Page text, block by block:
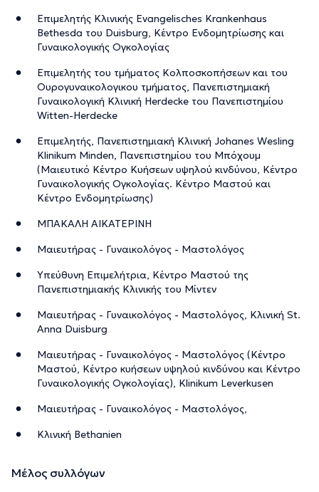
Επιμελητής Κλινικής Evangelisches Krankenhaus
Bethesda του Duisburg, Κέντρο Ενδομητρίωσης και
Γυναικολογικής Ογκολογίας
Επιμελητής του τμήματος Κολποσκοπήσεων και του
Ουρογυναικολογικου τμήματος, Πανεπιστημιακή
Γυναικολογική Κλινική Herdecke του Πανεπιστημίου
Witten-Herdecke
Επιμελητής, Πανεπιστημιακή Κλινική Johanes Wesling
Klinikum Minden, Πανεπιστημίου του Μπόχουμ
(Μαιευτικό Κέντρο Κυήσεων υψηλού κινδύνου, Κέντρο
Γυναικολογικής Ογκολογίας. Κέντρο Μαστού και
Κέντρο Ενδομητρίωσης)
ΜΠΑΚΑΛΗ ΑΙΚΑΤΕΡΙΝΗ
Μαιευτήρας - Γυναικολόγος - Μαστολόγος
Υπεύθυνη Επιμελήτρια, Κέντρο Μαστού της
Πανεπιστημιακής Κλινικής του Μίντεν
Μαιευτήρας - Γυναικολόγος - Μαστολόγος, Κλινική St.
Anna Duisburg
Μαιευτήρας - Γυναικολόγος - Μαστολόγος (Κέντρο
Μαστού, Κέντρο κυήσεων υψηλού κινδύνου και Κέντρο
Γυναικολογικής Ογκολογίας), Klinikum Leverkusen
Μαιευτήρας - Γυναικολόγος - Μαστολόγος,
Κλινική Βethanien
Μέλος συλλόγων